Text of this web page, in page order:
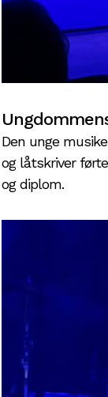
Den unge
og låtskriver
og diplom.